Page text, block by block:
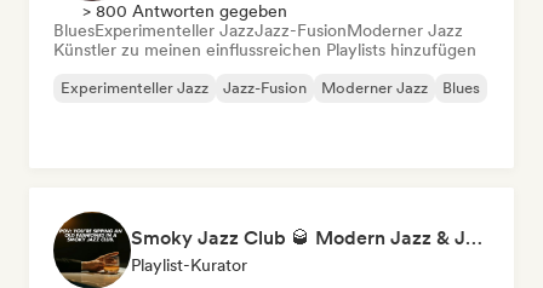
> 800 Antworten gegeben
BluesExperimenteller JazzJazz-FusionModerner Jazz
Künstler zu meinen einflussreichen Playlists hinzufügen
Experimenteller Jazz Jazz-Fusion Moderner Jazz Blues
Smoky Jazz Club 🥃 Modern Jazz & Jazz Fusion to Sip an Old Fashioned to
Playlist-Kurator